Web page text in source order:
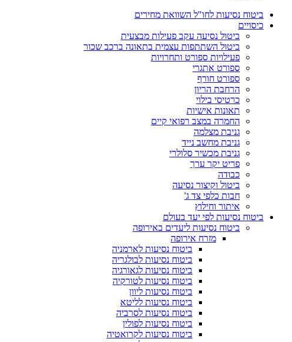
ביטוח נסיעות לחו"ל השוואת מחירים
כיסויים
ביטול נסיעה עקב פעילות מבצעית
ביטול השתתפות עצמית בתאונה ברכב שכור
פעילויות ספורט ותחרויות
ספורט אתגרי
ספורט חורף
הרחבת הריון
כרטיסי בילוי
תאונות אישיות
החמרה במצב רפואי קיים
גניבת מצלמה
גניבת מחשב נייד
גניבת מכשיר סלולרי
פריט יקר ערך
כבודה
ביטול וקיצור נסיעה
חבות כלפי צד ג'
איתור וחילוץ
ביטוח נסיעות לפי יעד בעולם
ביטוח נסיעות ליעדים באירופה
מזרח אירופה
ביטוח נסיעות לארמניה
ביטוח נסיעות לבולגריה
ביטוח נסיעות לגאורגיה
ביטוח נסיעות לטורקיה
ביטוח נסיעות ליוון
ביטוח נסיעות לליטא
ביטוח נסיעות לסרביה
ביטוח נסיעות לפולין
ביטוח נסיעות לקרואטיה